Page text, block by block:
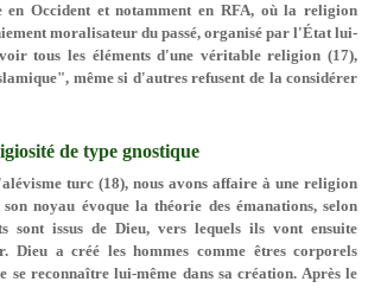
Occident et notamment en RFA, où la religion
moralisateur du passé, organisé par l'État lui-
tous les éléments d'une véritable religion (17),
même si d'autres refusent de la considérer
de type gnostique
turc (18), nous avons affaire à une religion
noyau évoque la théorie des émanations, selon
sont issus de Dieu, vers lequels ils vont ensuite
Dieu a créé les hommes comme êtres corporels
se reconnaître lui-même dans sa création. Après le